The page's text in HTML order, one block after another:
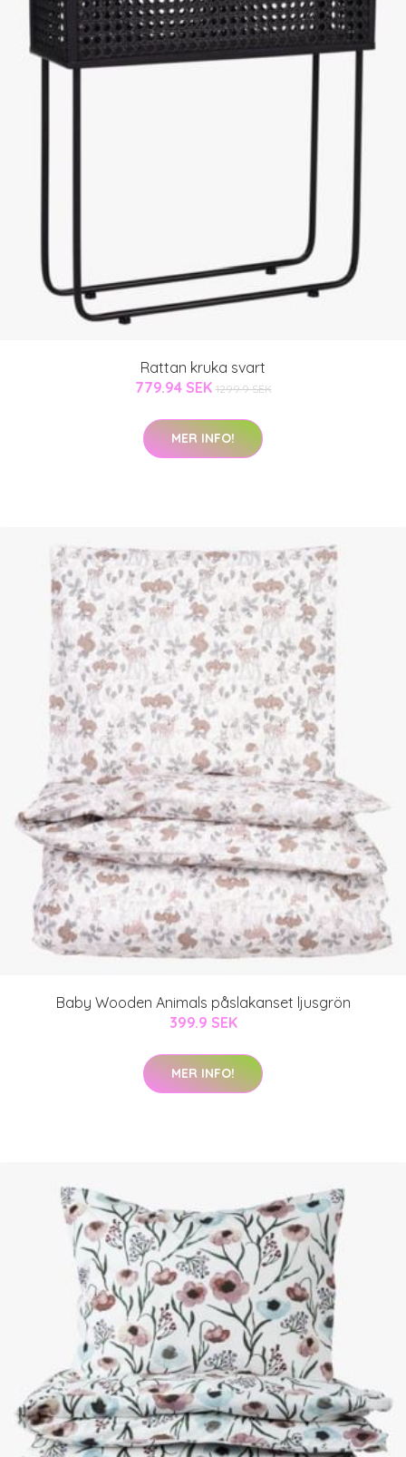
Rattan kruka svart
779.94 SEK 1299.9 SEK
MER INFO!
Baby Wooden Animals påslakanset ljusgrön
399.9 SEK
MER INFO!